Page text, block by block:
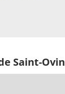
Saint-Ovin